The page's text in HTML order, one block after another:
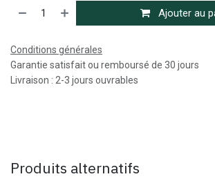
Ajouter au
Conditions générales
Garantie satisfait ou remboursé de 30 jours
Livraison : 2-3 jours ouvrables
Produits alternatifs